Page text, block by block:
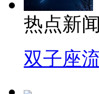
热点新闻
双子座